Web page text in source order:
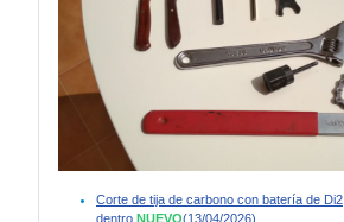
Corte de tija de carbono con batería de Di2
dentro. NUEVO(13/04/2026)